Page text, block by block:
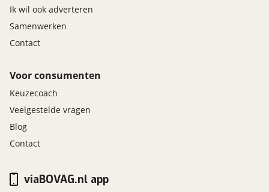
Ik wil ook adverteren
Samenwerken
Contact
Voor consumenten
Keuzecoach
Veelgestelde vragen
Blog
Contact
viaBOVAG.nl app